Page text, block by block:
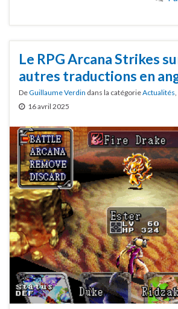
Le RPG Arcana Strikes
autres traductions en
DeGuillaume Verdin dans la catégorieActualités,
16 avril 2025